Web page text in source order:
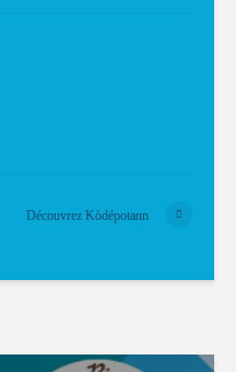
Découvrez Kòdépotann